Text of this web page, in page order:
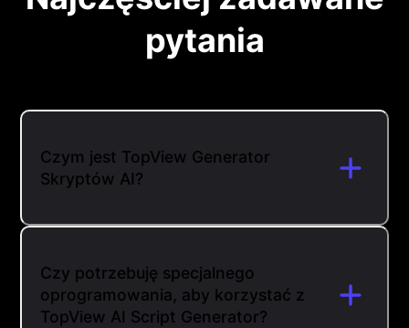
pytania
Czym jest TopView Generator
Skryptów AI?
Czy potrzebuję specjalnego
oprogramowania, aby korzystać z
TopView AI Script Generator?